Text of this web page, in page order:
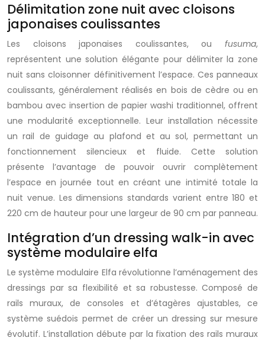
Délimitation zone nuit avec cloisons
japonaises coulissantes
Les cloisons japonaises coulissantes, ou fusuma,
représentent une solution élégante pour délimiter la zone
nuit sans cloisonner définitivement l’espace. Ces panneaux
coulissants, généralement réalisés en bois de cèdre ou en
bambou avec insertion de papier washi traditionnel, offrent
une modularité exceptionnelle. Leur installation nécessite
un rail de guidage au plafond et au sol, permettant un
fonctionnement silencieux et fluide. Cette solution
présente l’avantage de pouvoir ouvrir complètement
l’espace en journée tout en créant une intimité totale la
nuit venue. Les dimensions standards varient entre 180 et
220 cm de hauteur pour une largeur de 90 cm par panneau.
Intégration d’un dressing walk-in avec
système modulaire elfa
Le système modulaire Elfa révolutionne l’aménagement des
dressings par sa flexibilité et sa robustesse. Composé de
rails muraux, de consoles et d’étagères ajustables, ce
système suédois permet de créer un dressing sur mesure
évolutif. L’installation débute par la fixation des rails muraux